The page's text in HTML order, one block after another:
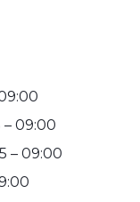
09:00
– 09:00